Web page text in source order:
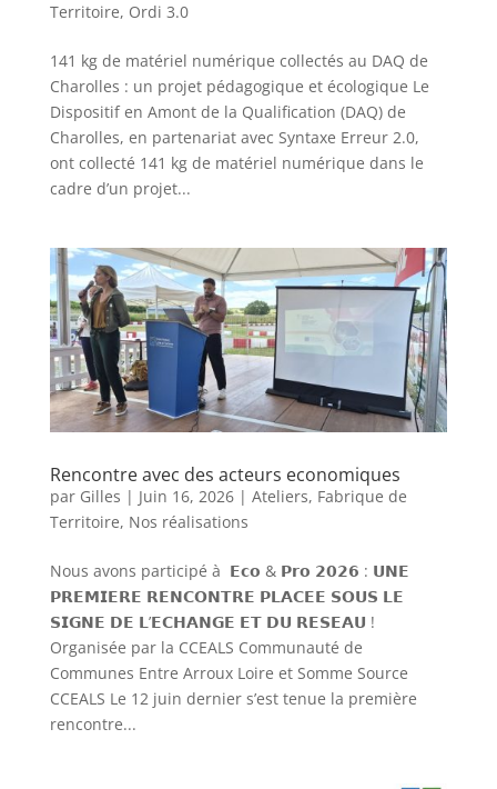
Territoire, Ordi 3.0
141 kg de matériel numérique collectés au DAQ de
Charolles : un projet pédagogique et écologique Le
Dispositif en Amont de la Qualification (DAQ) de
Charolles, en partenariat avec Syntaxe Erreur 2.0,
ont collecté 141 kg de matériel numérique dans le
cadre d’un projet...
Rencontre avec des acteurs economiques
par Gilles | Juin 16, 2026| Ateliers, Fabrique de
Territoire, Nos réalisations
Nous avons participé à 𝗘𝗰𝗼 & 𝗣𝗿𝗼 𝟮𝟬𝟮𝟲 : 𝗨𝗡𝗘
𝗣𝗥𝗘𝗠𝗜𝗘𝗥𝗘 𝗥𝗘𝗡𝗖𝗢𝗡𝗧𝗥𝗘 𝗣𝗟𝗔𝗖𝗘𝗘 𝗦𝗢𝗨𝗦 𝗟𝗘
𝗦𝗜𝗚𝗡𝗘 𝗗𝗘 𝗟’𝗘𝗖𝗛𝗔𝗡𝗚𝗘 𝗘𝗧 𝗗𝗨 𝗥𝗘𝗦𝗘𝗔𝗨 !
Organisée par la CCEALS Communauté de
Communes Entre Arroux Loire et Somme Source
CCEALS Le 12 juin dernier s’est tenue la première
rencontre...